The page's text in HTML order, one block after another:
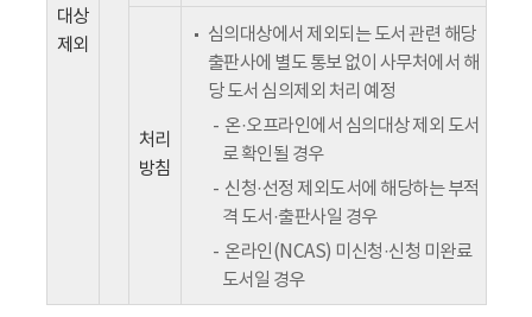
대상
제외
처리
방침
심의대상에서 제외되는 도서 관련 해당
출판사에 별도 통보 없이 사무처에서 해
당 도서 심의제외 처리 예정
온·오프라인에서 심의대상 제외 도서
로 확인될 경우
신청·선정 제외도서에 해당하는 부적
격 도서·출판사일 경우
온라인(NCAS) 미신청·신청 미완료
도서일 경우